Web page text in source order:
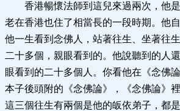
香港暢懷法師到這兒來過兩次，他
老在香港也住了相當長的一段時期。他
他一生看到念佛人，站著往生、坐著往
二十多個，親眼看到的。他說聽到的人
眼看到的二十多個人。你看他在《念佛
本子後頭附的《念佛論》，《念佛論》
這三個往生有兩個是他的皈依弟子，都